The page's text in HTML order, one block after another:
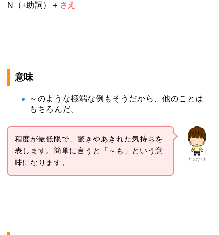
N（+助詞）＋ さえ
意味
～のような極端な例もそうだから、他のことは
もちろんだ。
たのすけ
程度が最低限で、驚きやあきれた気持ちを
表します。簡単に言うと「～も」という意
味になります。